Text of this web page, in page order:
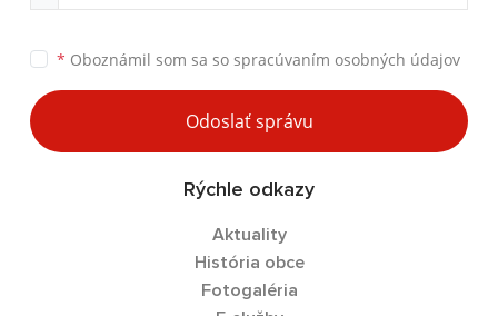
* Oboznámil som sa so spracúvaním osobných údajov
Odoslať správu
Rýchle odkazy
Aktuality
História obce
Fotogaléria